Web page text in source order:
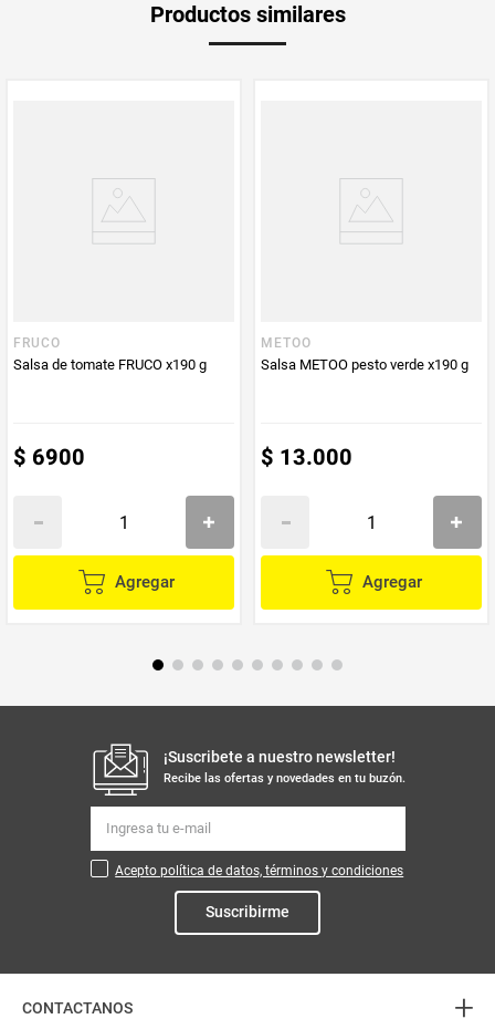
Producto (kg)
Productos similares
FRUCO
Salsa de tomate FRUCO x190 g
$ 6900
Agregar
METOO
Salsa METOO pesto verde x190 g
$ 13.000
Agregar
¡Suscribete a nuestro newsletter!
Recibe las ofertas y novedades en tu buzón.
Acepto política de datos, términos y condiciones
Suscribirme
CONTACTANOS +